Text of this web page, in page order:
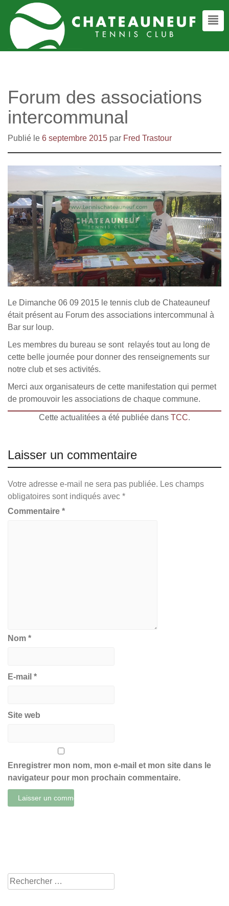
Forum des associations
intercommunal
Publié le 6 septembre 2015 par Fred Trastour
Le Dimanche 06 09 2015 le tennis club de Chateauneuf
était présent au Forum des associations intercommunal à
Bar sur loup.
Les membres du bureau se sont relayés tout au long de
cette belle journée pour donner des renseignements sur
notre club et ses activités.
Merci aux organisateurs de cette manifestation qui permet
de promouvoir les associations de chaque commune.
Cette actualitées a été publiée dans TCC.
Laisser un commentaire
Votre adresse e-mail ne sera pas publiée. Les champs
obligatoires sont indiqués avec *
Commentaire *
Nom *
E-mail *
Site web
Enregistrer mon nom, mon e-mail et mon site dans le
navigateur pour mon prochain commentaire.
Rechercher
pour: